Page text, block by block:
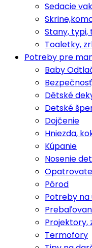
Sedacie
Stany, typi,
Toaletky,
Potreby pre
Baby
Dětské
Detské
Dojčenie
Hniezda,
Kúpanie
Nosenie
Pôrod
Potreby na
Projektory,
Termofory